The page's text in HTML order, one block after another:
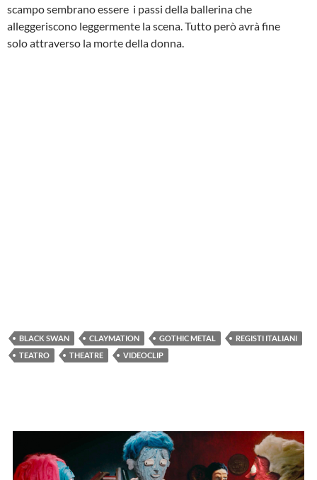
scampo sembrano essere i passi della ballerina che
alleggeriscono leggermente la scena. Tutto però avrà fine
solo attraverso la morte della donna.
BLACK SWAN CLAYMATION GOTHIC METAL
REGISTI ITALIANI
TEATRO
THEATRE VIDEOCLIP